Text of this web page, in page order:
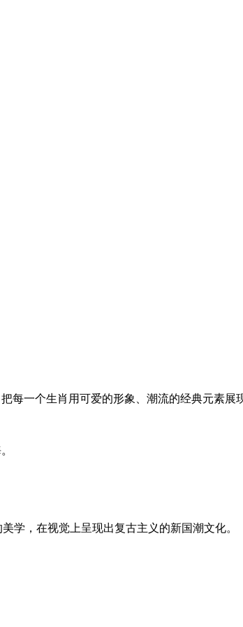
每一个生肖用可爱的形象、潮流的经典元素展
学，在视觉上呈现出复古主义的新国潮文化。